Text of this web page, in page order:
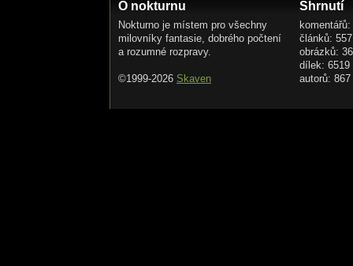
O nokturnu
Nokturno je místem pro všechny
milovníky fantasie, dobrého počtení
a rozumné rozpravy.
©1999-2026 Skaven
Shrnutí
článků: 557
obrázků:
dílek: 6519
autorů: 867